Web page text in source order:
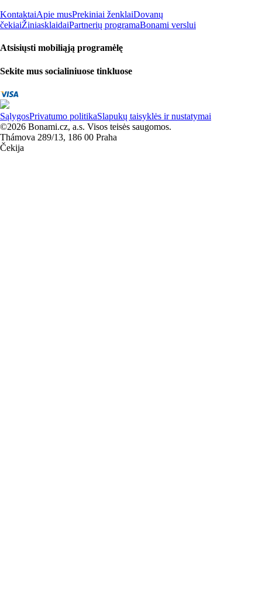
KontaktaiApie musPrekiniai ženklaiDovanų
čekiaiŽiniasklaidaiPartnerių programaBonami verslui
Atsisiųsti mobiliąją programėlę
Sekite mus socialiniuose tinkluose
SąlygosPrivatumo politikaSlapukų taisyklės ir nustatymai
©2026 Bonami.cz, a.s. Visos teisės saugomos.
Thámova 289/13, 186 00 Praha
Čekija